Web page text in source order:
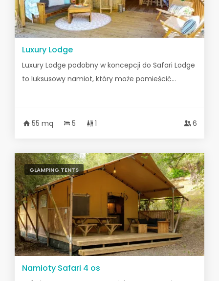
Luxury Lodge
Luxury Lodge podobny w koncepcji do Safari Lodge
to luksusowy namiot, który może pomieścić...
55 mq 5 1 6
GLAMPING TENTS
Namioty Safari 4 os